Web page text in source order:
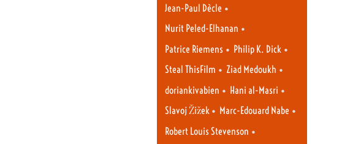
Jean-Paul Dècle •
Nurit Peled-Elhanan •
Patrice Riemens • Philip K. Dick •
Steal ThisFilm • Ziad Medoukh •
doriankivabien • Hani al-Masri •
Slavoj Žižek • Marc-Edouard Nabe •
Robert Louis Stevenson •